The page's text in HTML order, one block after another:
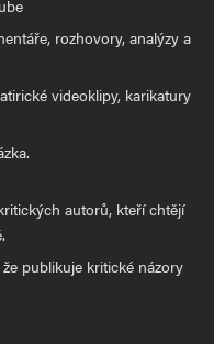
rozhovory, analýzy a
videoklipy, karikatury
autorů, kteří chtějí
publikuje kritické názory